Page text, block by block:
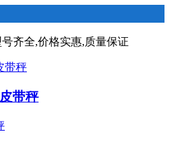
齐全,价格实惠,质量保证
带秤